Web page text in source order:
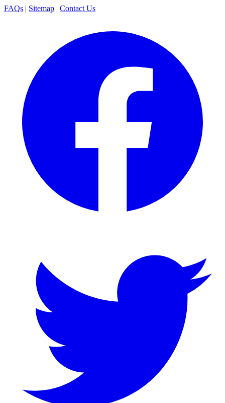
FAQs | Sitemap | Contact Us